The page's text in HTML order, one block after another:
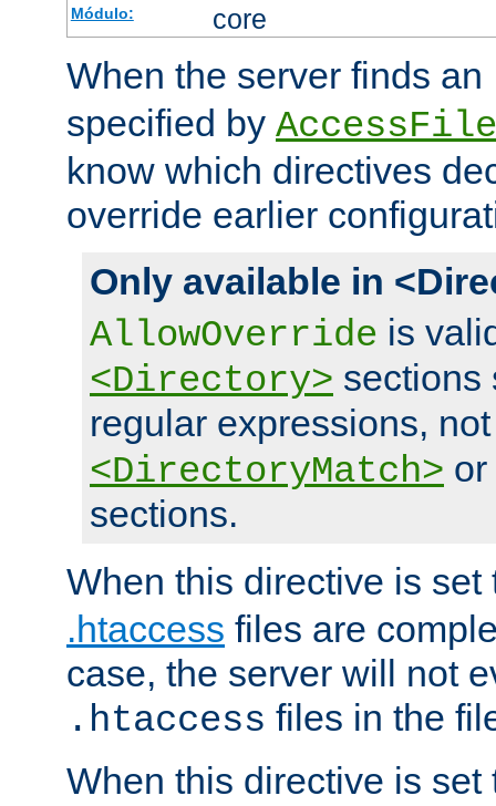
Módulo: core
When the server finds an
specified by
know which directives
override earlier
Only available in
AllowOverride is
<Directory> sections
regular expressions,
<DirectoryMatch> or
sections.
When this directive is
.htaccess files are
case, the server will not
.htaccess files in the
When this directive is